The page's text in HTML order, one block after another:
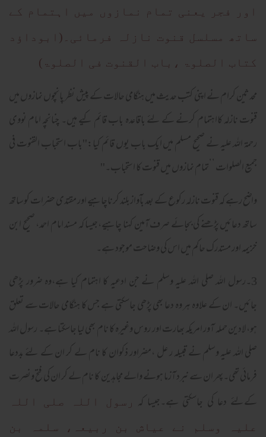
اور فجر یعنی تمام نمازوں میں اہتمام کے
ساتھ مسلسل قنوت نازلہ فرمائی۔(ابوداؤد
کتاب الصلوۃ ،باب القنوت فی الصلوۃ)
محدثین کرام نے اپنی کتب حدیث میں ہنگامی حالات کے پیش نظر پانچوں نمازوں میں
قنوت نازلہ کااہتمام کرنے کے لئے باقاعدہ باب قائم کیے ہیں۔ چنانچہ امام نووی
رحمۃ اللہ علیہ نے صحیح مسلم میں ایک باب یوں قائم کیا:''باب استحباب القنوت في
جميع الصلوات ’’تمام نمازوں میں قنوت کا استحباب۔''
واضح رہے کہ قنوت نازلہ رکوع کے بعد بآوازبلند کرناچاہیے اور مقتدی حضرات کوساتھ
ساتھ دعائیں پڑھنے کی بجائے صرف آمین کہنا چاہیے،جیسا کہ مسند امام احمد، صحیح ابن
خزیمہ اور مستدرک حاکم میں اس کی وضاحت موجود ہے۔
3۔رسول اللہ صلی اللہ علیہ وسلم نے جن ادعیہ کا اہتمام کیا ہے،وہ ضرور پڑھی
جائیں۔ ان کے علاوہ ہر وہ دعا بھی پڑھی جاسکتی ہے جس کا ہنگامی حالات سے تعلق
ہو، لادین حملہ آور امریکہ بھارت اور روس وغیرہ کا نام بھی لیا جاسکتا ہے۔ رسول اللہ
صلی اللہ علیہ وسلم نے قبیلہ ر عل ،مضراور ذکوان کا نام لے کر ان کے لئے بددعا
فرمائی تھی۔پھر ان سے نبرد آزما ہونے والے مجاہدین کا نام لے کر ان کی فتح ونصرت
کےلئے دعا کی جاسکتی ہے۔جیسا کہ رسول اللہ صلی اللہ
علیہ وسلم نے عیاش بن ربیعہ، سلمہ بن